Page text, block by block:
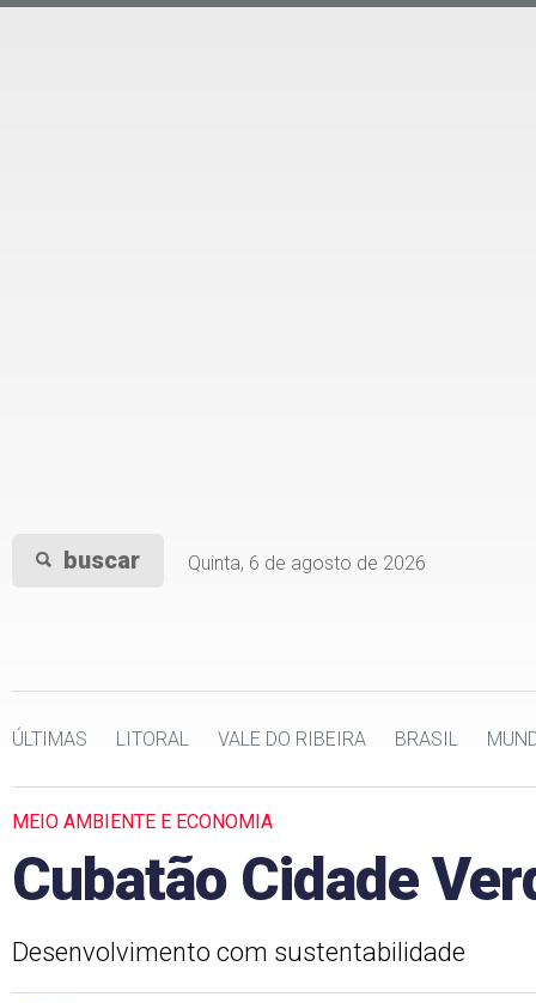
buscar Quinta, 6 de agosto de 2026
ÚLTIMAS LITORAL VALE DO RIBEIRA BRASIL
MEIO AMBIENTE E ECONOMIA
Cubatão Cidade
Desenvolvimento com sustentabilidade